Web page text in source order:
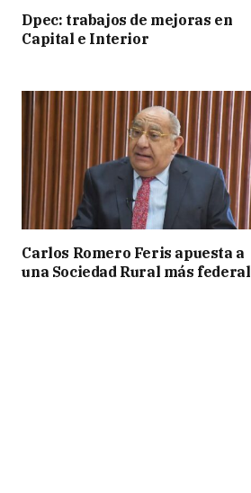
Dpec: trabajos de mejoras en
Capital e Interior
Carlos Romero Feris apuesta a
una Sociedad Rural más federal